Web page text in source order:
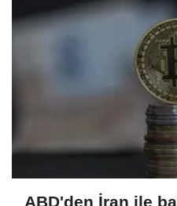
ABD'den İran ile